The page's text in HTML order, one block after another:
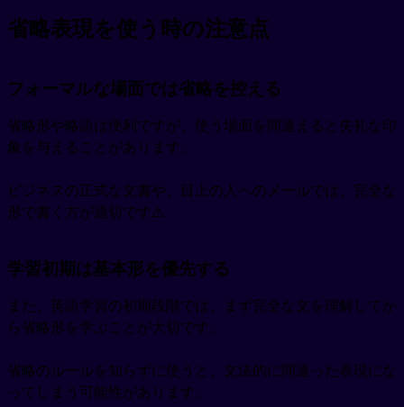
省略表現を使う時の注意点
フォーマルな場面では省略を控える
省略形や略語は便利ですが、使う場面を間違えると失礼な印
象を与えることがあります。
ビジネスの正式な文書や、目上の人へのメールでは、完全な
形で書く方が適切です⚠️
学習初期は基本形を優先する
また、英語学習の初期段階では、まず完全な文を理解してか
ら省略形を学ぶことが大切です。
省略のルールを知らずに使うと、文法的に間違った表現にな
ってしまう可能性があります。